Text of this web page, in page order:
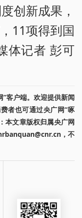
创新成果，
11项得到国
体记者 彭可
”客户端。欢迎提供新闻
者也可通过央广网“啄
本文章版权归属央广网
，不